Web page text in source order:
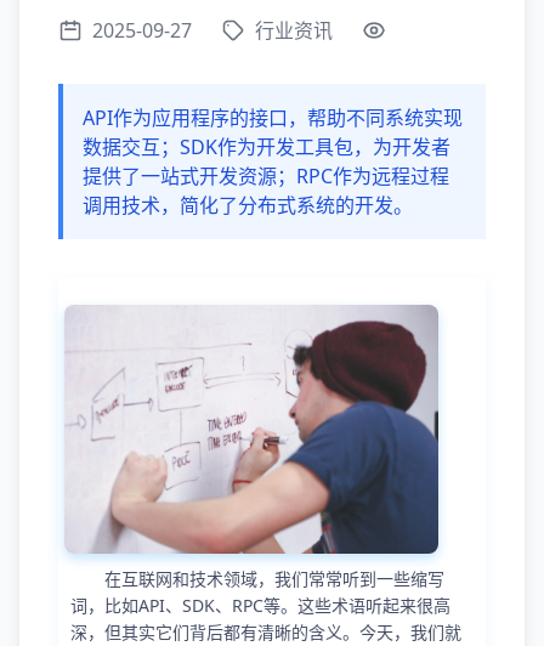
2025-09-27 行业资讯
API作为应用程序的接口，帮助不同系统实现
数据交互；SDK作为开发工具包，为开发者
提供了一站式开发资源；RPC作为远程过程
调用技术，简化了分布式系统的开发。
在互联网和技术领域，我们常常听到一些缩写
词，比如API、SDK、RPC等。这些术语听起来很高
深，但其实它们背后都有清晰的含义。今天，我们就